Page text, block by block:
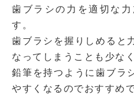
歯ブラシの力を適切な
す。
歯ブラシを握りしめると
なってしまうことも少な
鉛筆を持つように歯ブラ
やすくなるのでおすすめで